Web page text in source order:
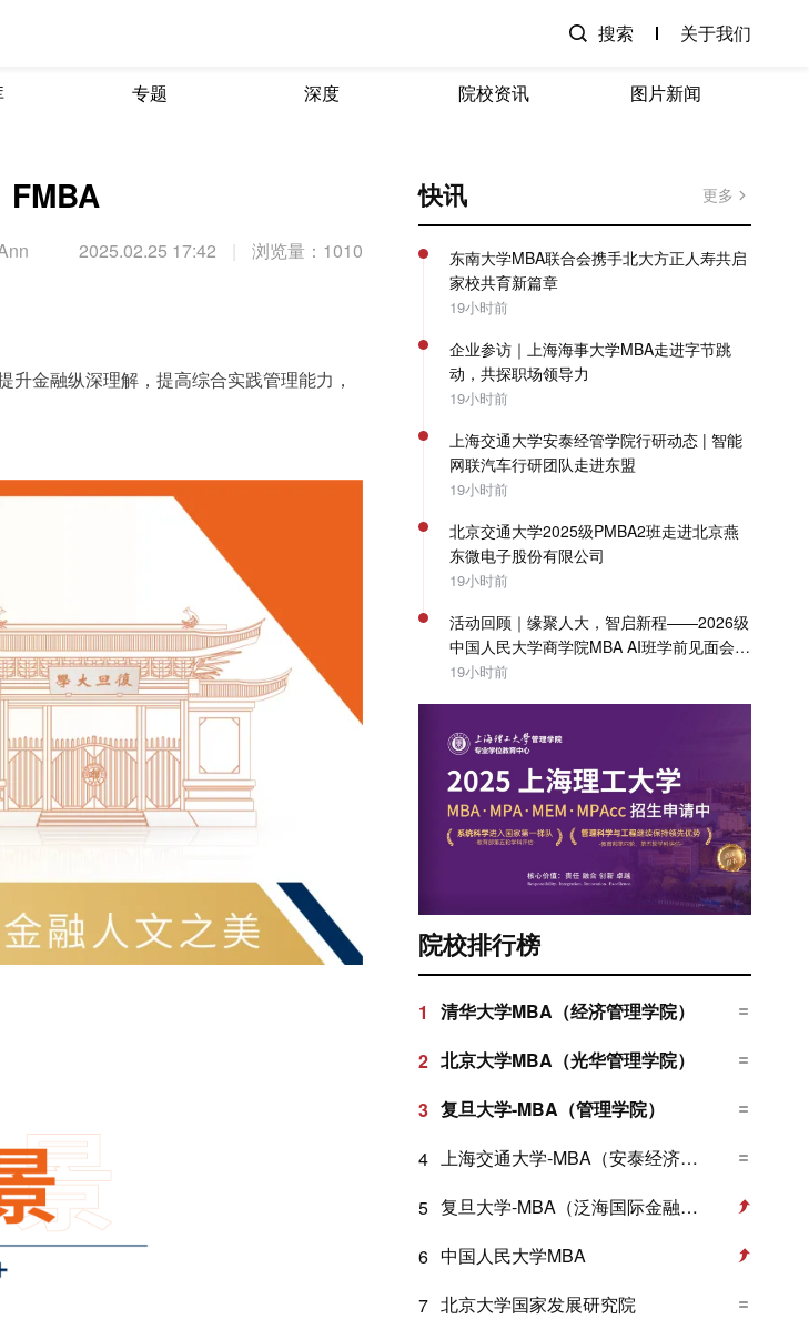
搜索 关于我们
专题 深度 院校资讯 图片新闻
FMBA
2025.02.25 17:42 浏览量：1010
金融纵深理解，提高综合实践管理能力，
快讯 更多
东南大学MBA联合会携手北大方正人寿共启
家校共育新篇章
19小时前
企业参访｜上海海事大学MBA走进字节跳
动，共探职场领导力
19小时前
上海交通大学安泰经管学院行研动态 | 智能
网联汽车行研团队走进东盟
19小时前
北京交通大学2025级PMBA2班走进北京燕
东微电子股份有限公司
19小时前
活动回顾｜缘聚人大，智启新程——2026级
中国人民大学商学院MBA AI班学前见面会圆
满举办
19小时前
院校排行榜
1
清华大学MBA（经济管理学院）
2 北京大学MBA（光华管理学院）
3 复旦大学-MBA（管理学院）
4
上海交通大学-MBA（安泰经济与管理学院）
5
复旦大学-MBA（泛海国际金融学院）
6 中国人民大学MBA
7 北京大学国家发展研究院